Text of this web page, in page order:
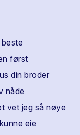
først
din broder
nåde
vet jeg så nøye
eie